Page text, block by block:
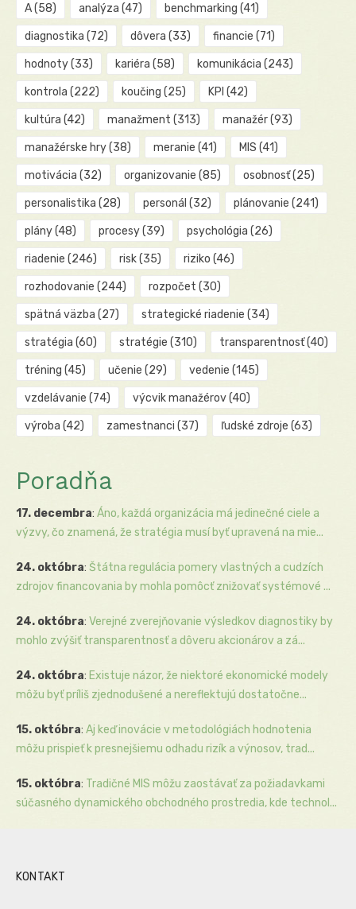
A(58) analýza (47) benchmarking (41)
diagnostika (72) dôvera (33) financie (71)
hodnoty(33) kariéra (58) komunikácia (243)
kontrola (222) koučing (25) KPI (42)
kultúra (42) manažment (313) manažér(93)
manažérske hry(38) meranie (41) MIS (41)
motivácia (32) organizovanie (85) osobnosť(25)
personalistika (28) personál (32) plánovanie (241)
plány(48) procesy(39) psychológia (26)
riadenie (246) risk(35) riziko (46)
rozhodovanie (244) rozpočet (30)
spätná väzba (27) strategické riadenie (34)
stratégia (60) stratégie (310) transparentnosť(40)
tréning (45) učenie (29) vedenie (145)
vzdelávanie (74) výcvik manažérov(40)
výroba (42) zamestnanci (37) ľudské zdroje (63)
Poradňa
17. decembra: Áno, každá organizácia má jedinečné ciele a
výzvy, čo znamená, že stratégia musí byť upravená na mie...
24. októbra: Štátna regulácia pomery vlastných a cudzích
zdrojov financovania by mohla pomôcť znižovať systémové ...
24. októbra: Verejné zverejňovanie výsledkov diagnostiky by
mohlo zvýšiť transparentnosť a dôveru akcionárov a zá...
24. októbra: Existuje názor, že niektoré ekonomické modely
môžu byť príliš zjednodušené a nereflektujú dostatočne...
15. októbra: Aj keď inovácie v metodológiách hodnotenia
môžu prispieť k presnejšiemu odhadu rizík a výnosov, trad...
15. októbra: Tradičné MIS môžu zaostávať za požiadavkami
súčasného dynamického obchodného prostredia, kde technol...
KONTAKT